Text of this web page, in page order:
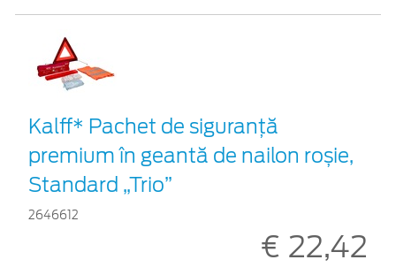
Kalff* Pachet de siguranţă
premium în geantă de nailon roșie,
Standard „Trio”
2646612
€ 22,42